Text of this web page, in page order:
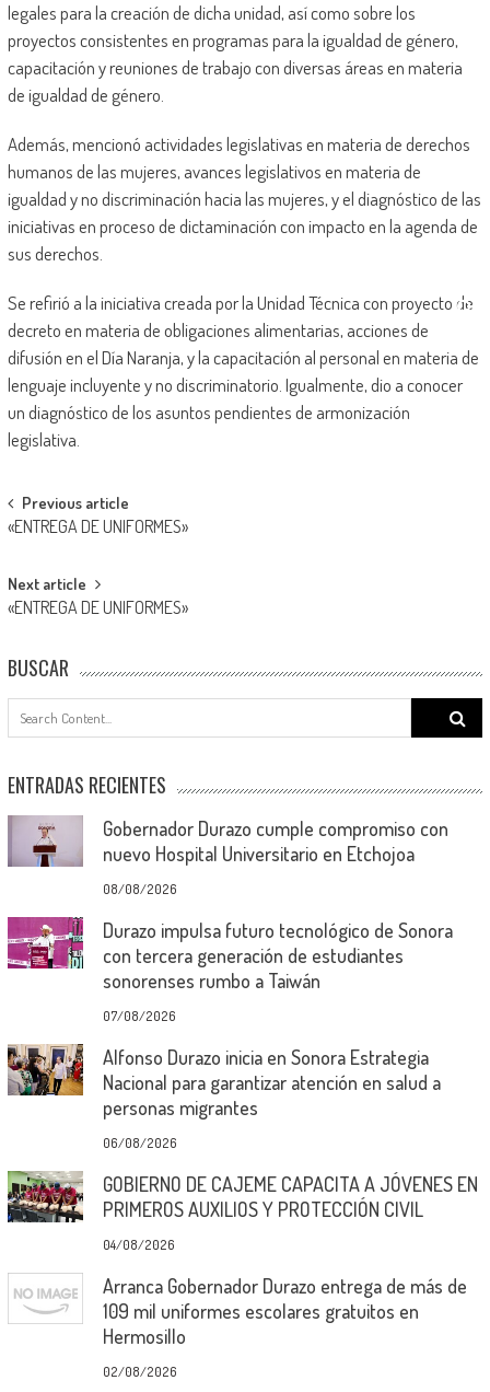
legales para la creación de dicha unidad, así como sobre los
proyectos consistentes en programas para la igualdad de género,
capacitación y reuniones de trabajo con diversas áreas en materia
de igualdad de género.
Además, mencionó actividades legislativas en materia de derechos
humanos de las mujeres, avances legislativos en materia de
igualdad y no discriminación hacia las mujeres, y el diagnóstico de las
iniciativas en proceso de dictaminación con impacto en la agenda de
sus derechos.
Se refirió a la iniciativa creada por la Unidad Técnica con proyecto de
decreto en materia de obligaciones alimentarias, acciones de
difusión en el Día Naranja, y la capacitación al personal en materia de
lenguaje incluyente y no discriminatorio. Igualmente, dio a conocer
un diagnóstico de los asuntos pendientes de armonización
legislativa.
Post
navigation
Previous article
«ENTREGA DE UNIFORMES»
Next article
«ENTREGA DE UNIFORMES»
BUSCAR
Search
for:
ENTRADAS RECIENTES
Gobernador Durazo cumple compromiso con
nuevo Hospital Universitario en Etchojoa
08/08/2026
Durazo impulsa futuro tecnológico de Sonora
con tercera generación de estudiantes
sonorenses rumbo a Taiwán
07/08/2026
Alfonso Durazo inicia en Sonora Estrategia
Nacional para garantizar atención en salud a
personas migrantes
06/08/2026
GOBIERNO DE CAJEME CAPACITA A JÓVENES EN
PRIMEROS AUXILIOS Y PROTECCIÓN CIVIL
04/08/2026
Arranca Gobernador Durazo entrega de más de
109 mil uniformes escolares gratuitos en
Hermosillo
02/08/2026